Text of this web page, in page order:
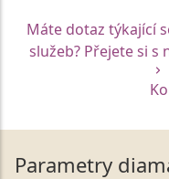
Máte dotaz týkající
služeb? Přejete si
Parametry